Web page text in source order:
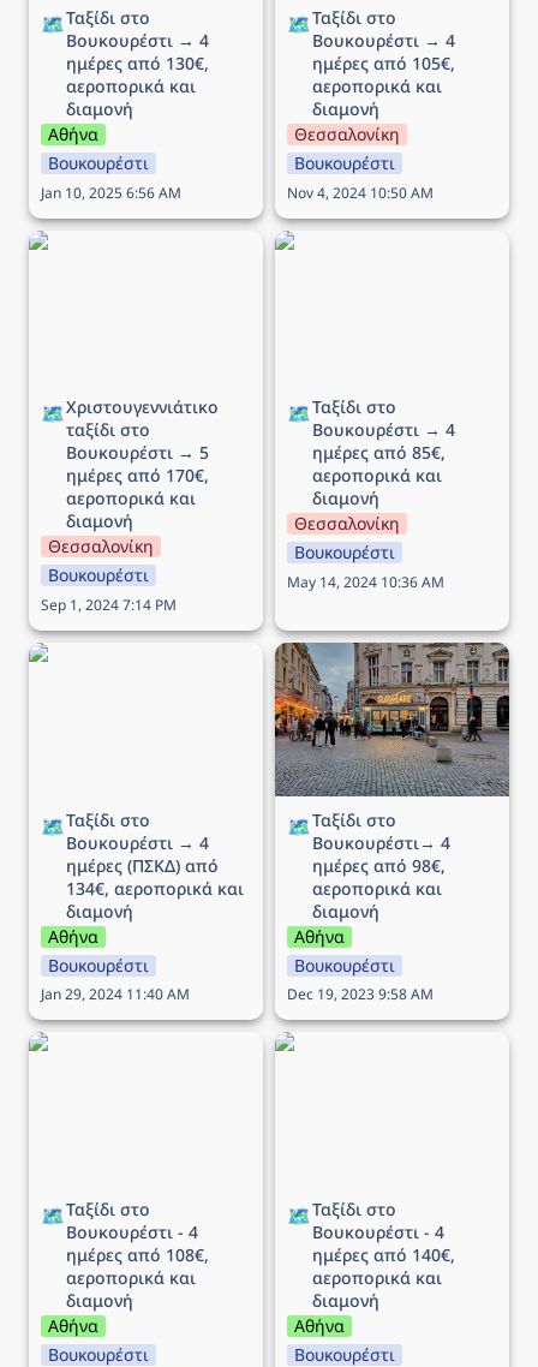
🗺️Ταξίδι στο
Βουκουρέστι → 4
ημέρες από 130€,
αεροπορικά και
διαμονή
Αθήνα
Βουκουρέστι
Jan 10, 2025 6:56 AM
🗺️Ταξίδι στο
Βουκουρέστι → 4
ημέρες από 105€,
αεροπορικά και
διαμονή
Θεσσαλονίκη
Βουκουρέστι
Nov 4, 2024 10:50 AM
Χριστουγεννιάτικο ταξίδι
🗺️Χριστουγεννιάτικο
ταξίδι στο
Βουκουρέστι → 5
ημέρες από 170€,
αεροπορικά και
διαμονή
Θεσσαλονίκη
Βουκουρέστι
Sep 1, 2024 7:14 PM
Ταξίδι στο Βουκουρέστι
🗺️Ταξίδι στο
Βουκουρέστι → 4
ημέρες από 85€,
αεροπορικά και
διαμονή
Θεσσαλονίκη
Βουκουρέστι
May 14, 2024 10:36 AM
Ταξίδι στο Βουκουρέστι
🗺️Ταξίδι στο
Βουκουρέστι → 4
ημέρες (ΠΣΚΔ) από
134€, αεροπορικά και
διαμονή
Αθήνα
Βουκουρέστι
Jan 29, 2024 11:40 AM
Ταξίδι στο
Βουκουρέστι→ 4 ημέρες
από 98€, αεροπορικά και
διαμονή
🗺️Ταξίδι στο
Βουκουρέστι→ 4
ημέρες από 98€,
αεροπορικά και
διαμονή
Αθήνα
Βουκουρέστι
Dec 19, 2023 9:58 AM
Ταξίδι στο Βουκουρέστι -
🗺️Ταξίδι στο
Βουκουρέστι - 4
ημέρες από 108€,
αεροπορικά και
διαμονή
Αθήνα
Βουκουρέστι
Ταξίδι στο Βουκουρέστι -
🗺️Ταξίδι στο
Βουκουρέστι - 4
ημέρες από 140€,
αεροπορικά και
διαμονή
Αθήνα
Βουκουρέστι